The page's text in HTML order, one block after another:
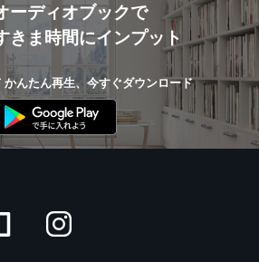
ーディオブックで
きま時間にインプット
かんたん再生、今すぐダウンロード